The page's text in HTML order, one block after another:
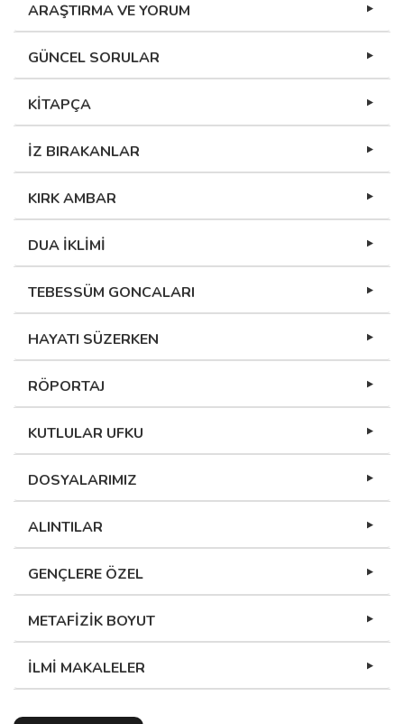
ARAŞTIRMA VE YORUM
GÜNCEL SORULAR
KİTAPÇA
İZ BIRAKANLAR
KIRK AMBAR
DUA İKLİMİ
TEBESSÜM GONCALARI
HAYATI SÜZERKEN
RÖPORTAJ
KUTLULAR UFKU
DOSYALARIMIZ
ALINTILAR
GENÇLERE ÖZEL
METAFİZİK BOYUT
İLMİ MAKALELER